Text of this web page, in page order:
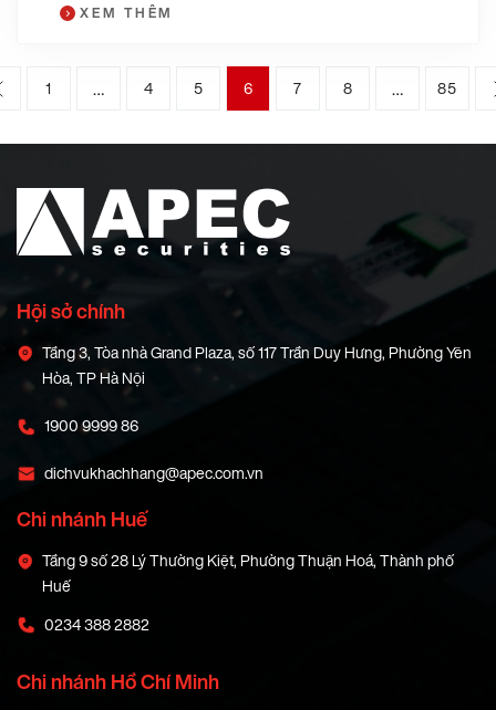
XEM THÊM
1 … 4 5 6 7 8 … 85
Hội sở chính
Tầng 3, Tòa nhà Grand Plaza, số 117 Trần Duy Hưng, Phường Yên
Hòa, TP Hà Nội
1900 9999 86
dichvukhachhang@apec.com.vn
Chi nhánh Huế
Tầng 9 số 28 Lý Thường Kiệt, Phường Thuận Hoá, Thành phố
Huế
0234 388 2882
Chi nhánh Hồ Chí Minh